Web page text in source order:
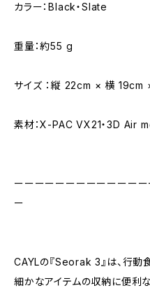
カラー：Black・Slate
重量：約55 g
サイズ ：縦 22cm × 横 19cm
素材：X-PAC VX21・3D Air
ーーーーーーーーーーーー
ー
CAYLの『Seorak 3』は、行動
細かなアイテムの収納に便利